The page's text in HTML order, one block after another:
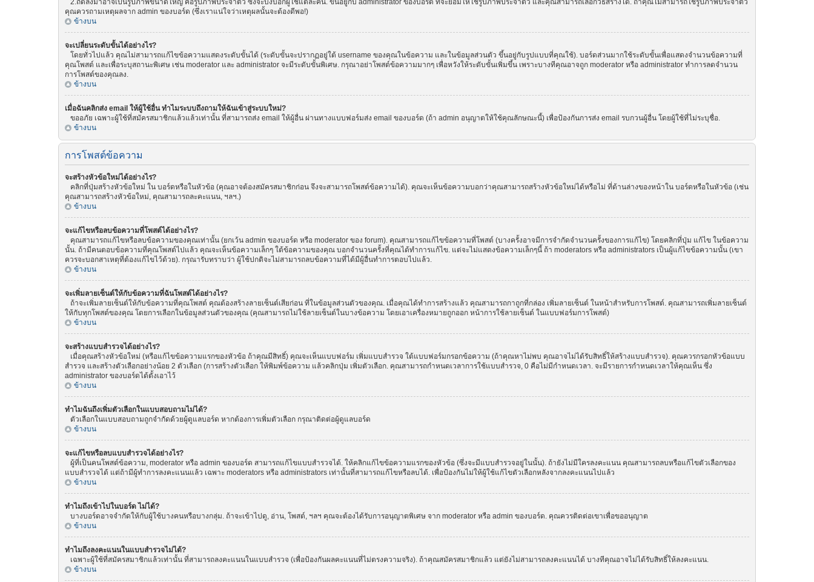
2.ถัดลงมาอาจเป็นรูปภาพขนาดใหญ่ คือรูปภาพประจำตัว ซึ่งจะบ่งบอกผู้ใช้แต่ละคน. ขึ้นอยู่กับ administrator ของบอร์ด ที่จะยอมให้ใช้รูปภาพประจำตัว และคุณสามารถเลือกวิธีสร้างได้. ถ้าคุณไม่สามารถใช้รูปภาพประจำตัว
คุณควรถามเหตุผลจาก admin ของบอร์ด (ซึ่งเราแน่ใจว่าเหตุผลนั้นจะต้องดีพอ!)
ข้างบน
จะเปลี่ยนระดับขั้นได้อย่างไร?
โดยทั่วไปแล้ว คุณไม่สามารถแก้ไขข้อความแสดงระดับขั้นได้ (ระดับขั้นจะปรากฏอยู่ใต้ username ของคุณในข้อความ และในข้อมูลส่วนตัว ขึ้นอยู่กับรูปแบบที่คุณใช้). บอร์ดส่วนมากใช้ระดับขั้นเพื่อแสดงจำนวนข้อความที่
คุณโพสต์ และเพื่อระบุสถานะพิเศษ เช่น moderator และ administrator จะมีระดับขั้นพิเศษ. กรุณาอย่าโพสต์ข้อความมากๆ เพื่อหวังให้ระดับขั้นเพิ่มขึ้น เพราะบางทีคุณอาจถูก moderator หรือ administrator ทำการลดจำนวน
การโพสต์ของคุณลง.
ข้างบน
เมื่อฉันคลิกส่ง email ให้ผู้ใช้อื่น ทำไมระบบถึงถามให้ฉันเข้าสู่ระบบใหม่?
ขออภัย เฉพาะผู้ใช้ที่สมัครสมาชิกแล้วแล้วเท่านั้น ที่สามารถส่ง email ให้ผู้อื่น ผ่านทางแบบฟอร์มส่ง email ของบอร์ด (ถ้า admin อนุญาตให้ใช้คุณลักษณะนี้) เพื่อป้องกันการส่ง email รบกวนผู้อื่น โดยผู้ใช้ที่ไม่ระบุชื่อ.
ข้างบน
การโพสต์ข้อความ
จะสร้างหัวข้อใหม่ได้อย่างไร?
คลิกที่ปุ่มสร้างหัวข้อใหม่ ใน บอร์ดหรือในหัวข้อ (คุณอาจต้องสมัครสมาชิกก่อน จึงจะสามารถโพสต์ข้อความได้). คุณจะเห็นข้อความบอกว่าคุณสามารถสร้างหัวข้อใหม่ได้หรือไม่ ที่ด้านล่างของหน้าใน บอร์ดหรือในหัวข้อ (เช่น
คุณสามารถสร้างหัวข้อใหม่, คุณสามารถละคะแนน, ฯลฯ.)
ข้างบน
จะแก้ไขหรือลบข้อความที่โพสต์ได้อย่างไร?
คุณสามารถแก้ไขหรือลบข้อความของคุณเท่านั้น (ยกเว้น admin ของบอร์ด หรือ moderator ของ forum). คุณสามารถแก้ไขข้อความที่โพสต์ (บางครั้งอาจมีการจำกัดจำนวนครั้งของการแก้ไข) โดยคลิกที่ปุ่ม แก้ไข ในข้อความ
นั้น. ถ้ามีคนตอบข้อความที่คุณโพสต์ไปแล้ว คุณจะเห็นข้อความเล็กๆ ใต้ข้อความของคุณ บอกจำนวนครั้งที่คุณได้ทำการแก้ไข. แต่จะไม่แสดงข้อความเล็กๆนี้ ถ้า moderators หรือ administrators เป็นผู้แก้ไขข้อความนั้น (เขา
ควรจะบอกสาเหตุที่ต้องแก้ไขไว้ด้วย). กรุณารับทราบว่า ผู้ใช้ปกติจะไม่สามารถลบข้อความที่ได้มีผู้อื่นทำการตอบไปแล้ว.
ข้างบน
จะเพิ่มลายเซ็นต์ให้กับข้อความที่ฉันโพสต์ได้อย่างไร?
ถ้าจะเพิ่มลายเซ็นต์ให้กับข้อความที่คุณโพสต์ คุณต้องสร้างลายเซ็นต์เสียก่อน ที่ในข้อมูลส่วนตัวของคุณ. เมื่อคุณได้ทำการสร้างแล้ว คุณสามารถกาถูกที่กล่อง เพิ่มลายเซ็นต์ ในหน้าสำหรับการโพสต์. คุณสามารถเพิ่มลายเซ็นต์
ให้กับทุกโพสต์ของคุณ โดยการเลือกในข้อมูลส่วนตัวของคุณ (คุณสามารถไม่ใช้ลายเซ็นต์ในบางข้อความ โดยเอาเครื่องหมายถูกออก หน้าการใช้ลายเซ็นต์ ในแบบฟอร์มการโพสต์)
ข้างบน
จะสร้างแบบสำรวจได้อย่างไร?
เมื่อคุณสร้างหัวข้อใหม่ (หรือแก้ไขข้อความแรกของหัวข้อ ถ้าคุณมีสิทธิ์) คุณจะเห็นแบบฟอร์ม เพิ่มแบบสำรวจ ใต้แบบฟอร์มกรอกข้อความ (ถ้าคุณหาไม่พบ คุณอาจไม่ได้รับสิทธิ์ให้สร้างแบบสำรวจ). คุณควรกรอกหัวข้อแบบ
สำรวจ และสร้างตัวเลือกอย่างน้อย 2 ตัวเลือก (การสร้างตัวเลือก ให้พิมพ์ข้อความ แล้วคลิกปุ่ม เพิ่มตัวเลือก. คุณสามารถกำหนดเวลาการใช้แบบสำรวจ, 0 คือไม่มีกำหนดเวลา. จะมีรายการกำหนดเวลาให้คุณเห็น ซึ่ง
administrator ของบอร์ดได้ตั้งเอาไว้
ข้างบน
ทำไมฉันถึงเพิ่มตัวเลือกในแบบสอบถามไม่ได้?
ตัวเลือกในแบบสอบถามถูกจำกัดด้วยผู้ดูแลบอร์ด หากต้องการเพิ่มตัวเลือก กรุณาติดต่อผู้ดูแลบอร์ด
ข้างบน
จะแก้ไขหรือลบแบบสำรวจได้อย่างไร?
ผู้ที่เป็นคนโพสต์ข้อความ, moderator หรือ admin ของบอร์ด สามารถแก้ไขแบบสำรวจได้. ให้คลิกแก้ไขข้อความแรกของหัวข้อ (ซึ่งจะมีแบบสำรวจอยู่ในนั้น). ถ้ายังไม่มีใครลงคะแนน คุณสามารถลบหรือแก้ไขตัวเลือกของ
แบบสำรวจได้ แต่ถ้ามีผู้ทำการลงคะแนนแล้ว เฉพาะ moderators หรือ administrators เท่านั้นที่สามารถแก้ไขหรือลบได้. เพื่อป้องกันไม่ให้ผู้ใช้แก้ไขตัวเลือกหลังจากลงคะแนนไปแล้ว
ข้างบน
ทำไมถึงเข้าไปในบอร์ด ไม่ได้?
บางบอร์ดอาจจำกัดให้กับผู้ใช้บางคนหรือบางกลุ่ม. ถ้าจะเข้าไปดู, อ่าน, โพสต์, ฯลฯ คุณจะต้องได้รับการอนุญาตพิเศษ จาก moderator หรือ admin ของบอร์ด. คุณควรติดต่อเขาเพื่อขออนุญาต
ข้างบน
ทำไมถึงลงคะแนนในแบบสำรวจไม่ได้?
เฉพาะผู้ใช้ที่สมัครสมาชิกแล้วเท่านั้น ที่สามารถลงคะแนนในแบบสำรวจ (เพื่อป้องกันผลคะแนนที่ไม่ตรงความจริง). ถ้าคุณสมัครสมาชิกแล้ว แต่ยังไม่สามารถลงคะแนนได้ บางทีคุณอาจไม่ได้รับสิทธิ์ให้ลงคะแนน.
ข้างบน